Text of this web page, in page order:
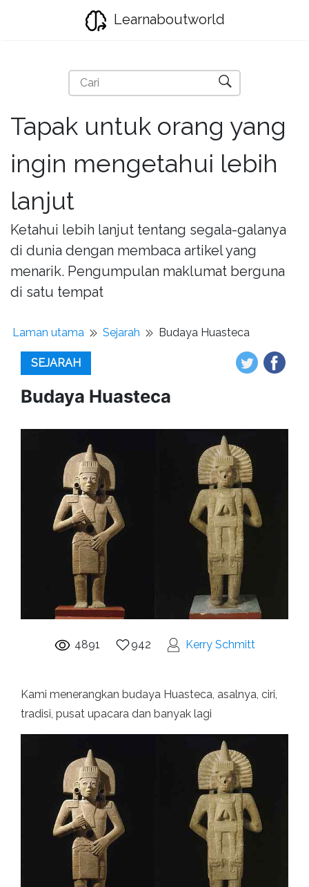
Learnaboutworld
Tapak untuk orang yang
ingin mengetahui lebih
lanjut
Ketahui lebih lanjut tentang segala-galanya
di dunia dengan membaca artikel yang
menarik. Pengumpulan maklumat berguna
di satu tempat
Laman utama Sejarah Budaya Huasteca
SEJARAH
Budaya Huasteca
4891 942 Kerry Schmitt
Kami menerangkan budaya Huasteca, asalnya, ciri,
tradisi, pusat upacara dan banyak lagi